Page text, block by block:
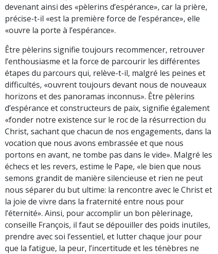
devenant ainsi des «pèlerins d’espérance», car la prière,
précise-t-il «est la première force de l’espérance», elle
«ouvre la porte à l’espérance».
Être pèlerins signifie toujours recommencer, retrouver
l’enthousiasme et la force de parcourir les différentes
étapes du parcours qui, relève-t-il, malgré les peines et
difficultés, «ouvrent toujours devant nous de nouveaux
horizons et des panoramas inconnus». Être pèlerins
d’espérance et constructeurs de paix, signifie également
«fonder notre existence sur le roc de la résurrection du
Christ, sachant que chacun de nos engagements, dans la
vocation que nous avons embrassée et que nous
portons en avant, ne tombe pas dans le vide». Malgré les
échecs et les revers, estime le Pape, «le bien que nous
semons grandit de manière silencieuse et rien ne peut
nous séparer du but ultime: la rencontre avec le Christ et
la joie de vivre dans la fraternité entre nous pour
l’éternité». Ainsi, pour accomplir un bon pèlerinage,
conseille François, il faut se dépouiller des poids inutiles,
prendre avec soi l’essentiel, et lutter chaque jour pour
que la fatigue, la peur, l’incertitude et les ténèbres ne